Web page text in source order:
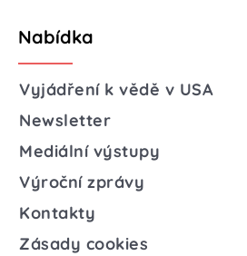
Nabídka
Vyjádření k vědě v USA
Newsletter
Mediální výstupy
Výroční zprávy
Kontakty
Zásady cookies